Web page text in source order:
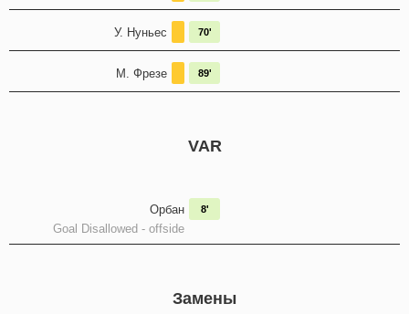
У. Нуньес 70'
М. Фрезе 89'
VAR
Орбан
Goal Disallowed - offside
8'
Замены